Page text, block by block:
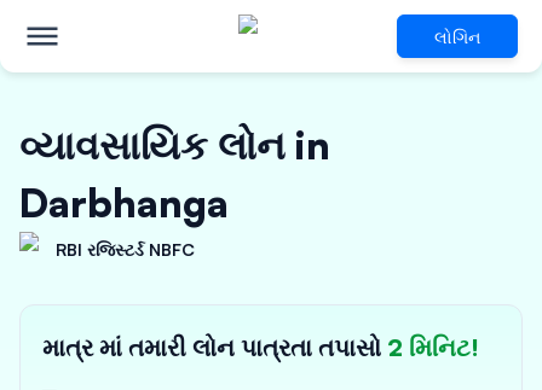
લોગિન
વ્યાવસાયિક લોન in
Darbhanga
RBI રજિસ્ટર્ડ NBFC
માત્ર માં તમારી લોન પાત્રતા તપાસો 2 મિનિટ!